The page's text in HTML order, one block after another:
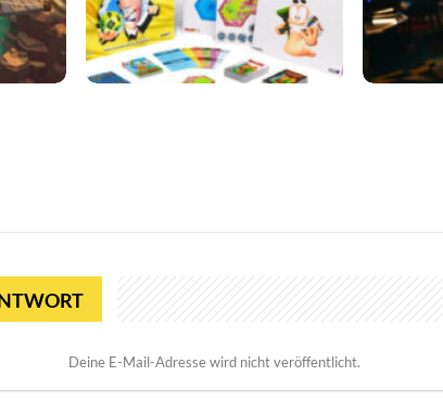
Deine E-Mail-Adresse wird nicht veröffentlicht.